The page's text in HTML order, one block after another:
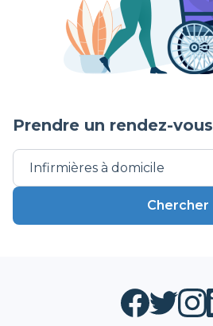
Prendre un rendez-vous
Chercher